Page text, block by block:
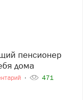
дома
471